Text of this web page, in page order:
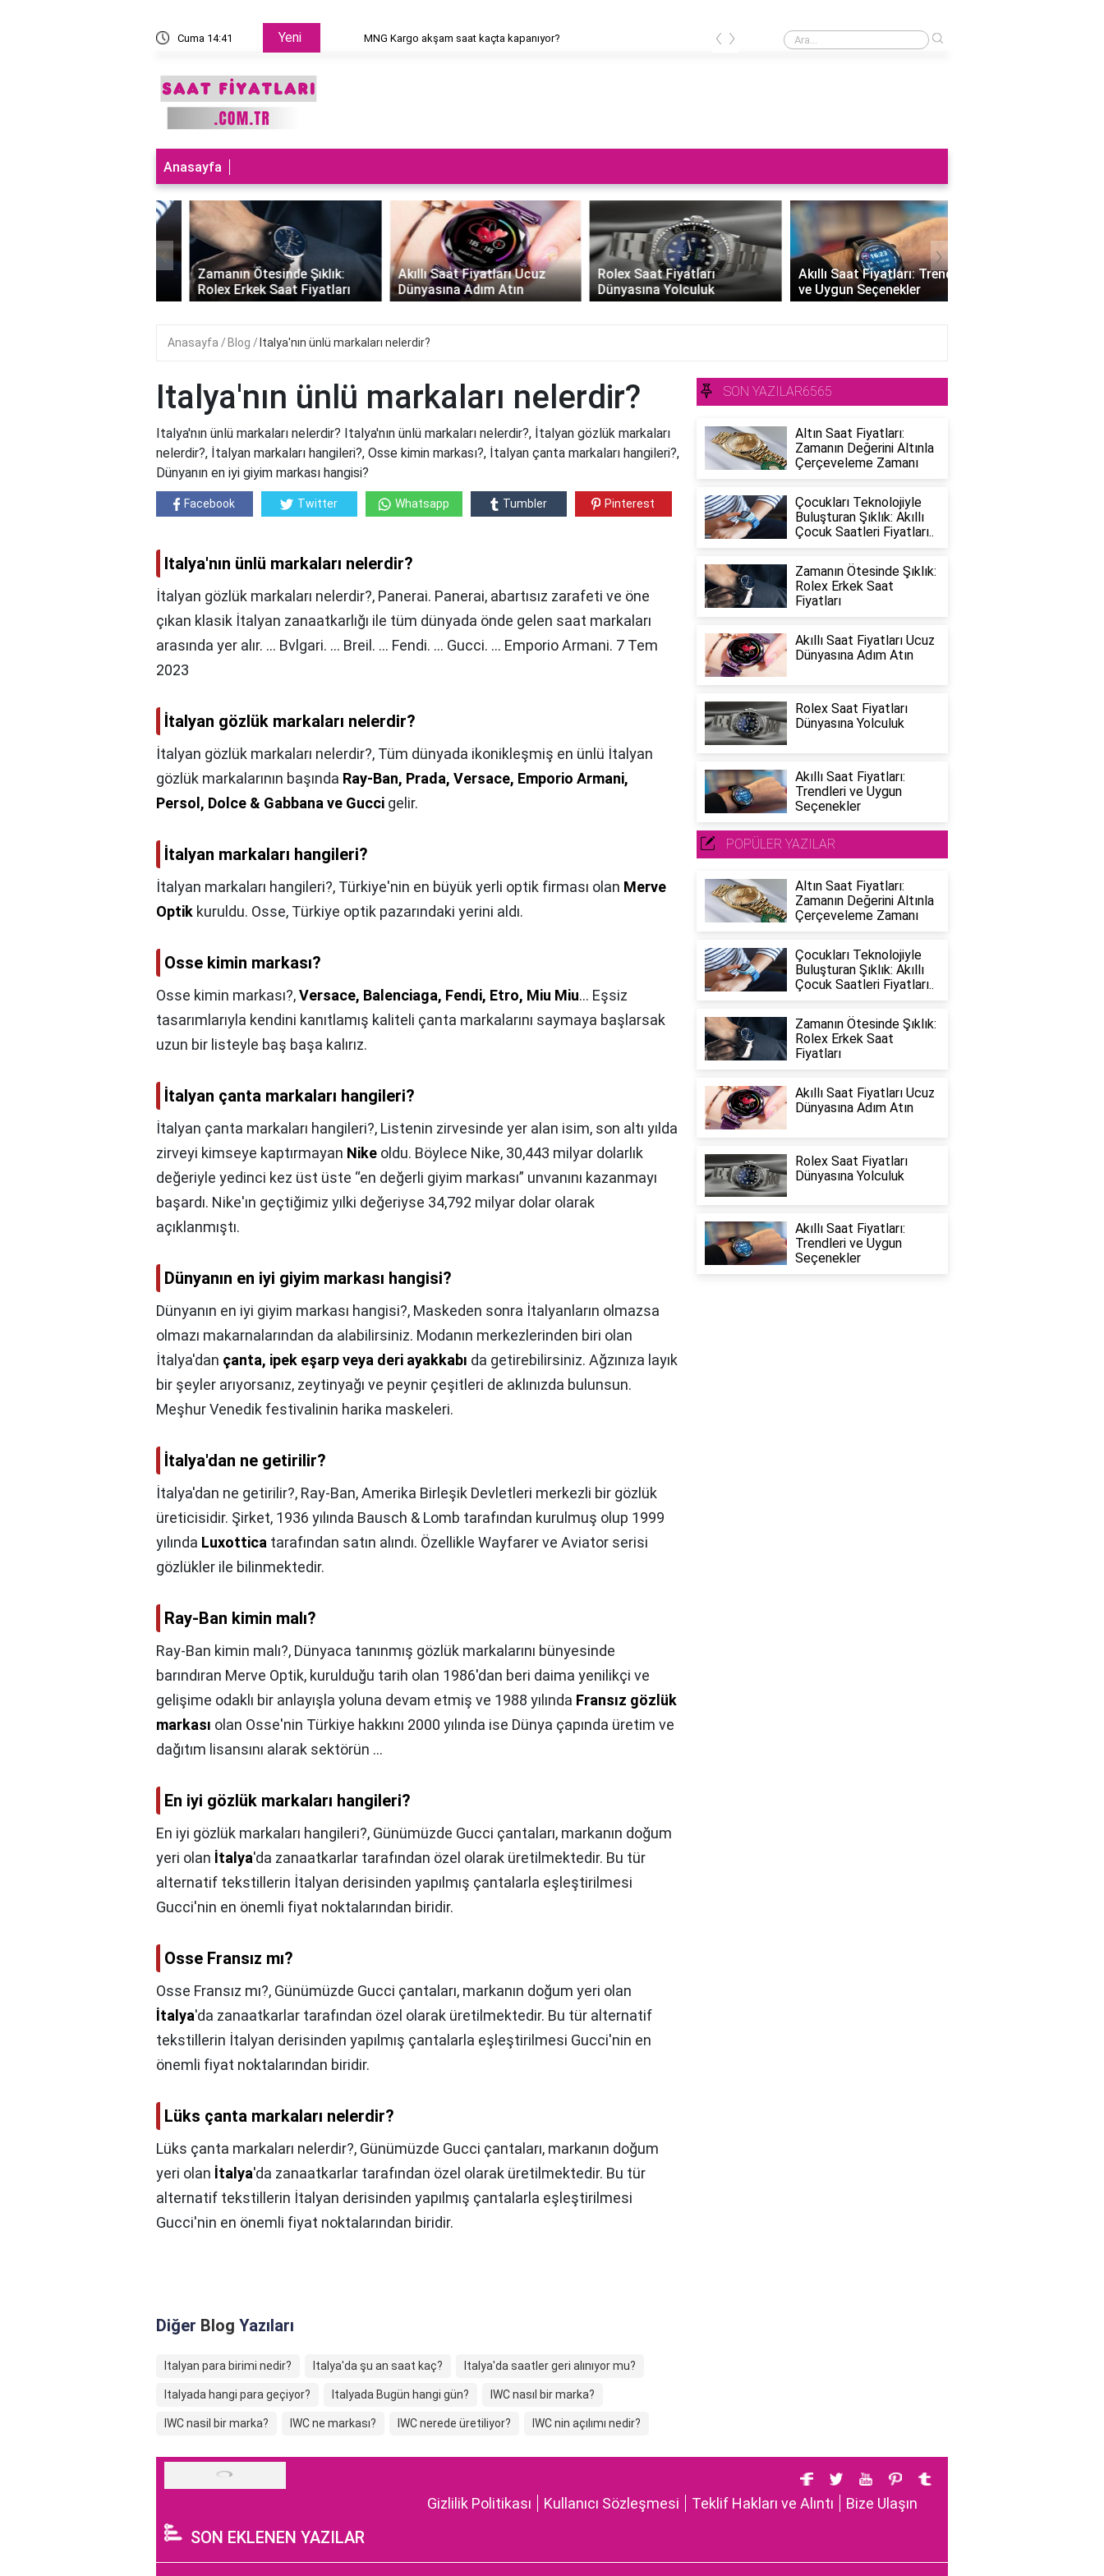
Cuma 14:41 Yeni MNG Kargo akşam saat kaçta kapanıyor? Saat neden sağa takılmaz?
‹ ›
Anasayfa
Zamanın Ötesinde Şıklık:
Rolex Erkek Saat Fiyatları
Akıllı Saat Fiyatları Ucuz
Dünyasına Adım Atın
Rolex Saat Fiyatları
Dünyasına Yolculuk
Akıllı Saat Fiyatları: Trendleri
ve Uygun Seçenekler
‹ ›
Anasayfa Blog Italya'nın ünlü markaları nelerdir?
Italya'nın ünlü markaları nelerdir?
Italya'nın ünlü markaları nelerdir? Italya'nın ünlü markaları nelerdir?, İtalyan gözlük markaları
nelerdir?, İtalyan markaları hangileri?, Osse kimin markası?, İtalyan çanta markaları hangileri?,
Dünyanın en iyi giyim markası hangisi?
Facebook Twitter Whatsapp Tumbler Pinterest
Italya'nın ünlü markaları nelerdir?
İtalyan gözlük markaları nelerdir?, Panerai. Panerai, abartısız zarafeti ve öne
çıkan klasik İtalyan zanaatkarlığı ile tüm dünyada önde gelen saat markaları
arasında yer alır. ... Bvlgari. ... Breil. ... Fendi. ... Gucci. ... Emporio Armani. 7 Tem
2023
İtalyan gözlük markaları nelerdir?
İtalyan gözlük markaları nelerdir?, Tüm dünyada ikonikleşmiş en ünlü İtalyan
gözlük markalarının başında Ray-Ban, Prada, Versace, Emporio Armani,
Persol, Dolce & Gabbana ve Gucci gelir.
İtalyan markaları hangileri?
İtalyan markaları hangileri?, Türkiye'nin en büyük yerli optik firması olan Merve
Optik kuruldu. Osse, Türkiye optik pazarındaki yerini aldı.
Osse kimin markası?
Osse kimin markası?,Versace, Balenciaga, Fendi, Etro, Miu Miu… Eşsiz
tasarımlarıyla kendini kanıtlamış kaliteli çanta markalarını saymaya başlarsak
uzun bir listeyle baş başa kalırız.
İtalyan çanta markaları hangileri?
İtalyan çanta markaları hangileri?, Listenin zirvesinde yer alan isim, son altı yılda
zirveyi kimseye kaptırmayan Nike oldu. Böylece Nike, 30,443 milyar dolarlık
değeriyle yedinci kez üst üste “en değerli giyim markası” unvanını kazanmayı
başardı. Nike'ın geçtiğimiz yılki değeriyse 34,792 milyar dolar olarak
açıklanmıştı.
Dünyanın en iyi giyim markası hangisi?
Dünyanın en iyi giyim markası hangisi?, Maskeden sonra İtalyanların olmazsa
olmazı makarnalarından da alabilirsiniz. Modanın merkezlerinden biri olan
İtalya'dan çanta, ipek eşarp veya deri ayakkabı da getirebilirsiniz. Ağzınıza layık
bir şeyler arıyorsanız, zeytinyağı ve peynir çeşitleri de aklınızda bulunsun.
Meşhur Venedik festivalinin harika maskeleri.
İtalya'dan ne getirilir?
İtalya'dan ne getirilir?, Ray-Ban, Amerika Birleşik Devletleri merkezli bir gözlük
üreticisidir. Şirket, 1936 yılında Bausch & Lomb tarafından kurulmuş olup 1999
yılında Luxottica tarafından satın alındı. Özellikle Wayfarer ve Aviator serisi
gözlükler ile bilinmektedir.
Ray-Ban kimin malı?
Ray-Ban kimin malı?, Dünyaca tanınmış gözlük markalarını bünyesinde
barındıran Merve Optik, kurulduğu tarih olan 1986'dan beri daima yenilikçi ve
gelişime odaklı bir anlayışla yoluna devam etmiş ve 1988 yılında Fransız gözlük
markası olan Osse'nin Türkiye hakkını 2000 yılında ise Dünya çapında üretim ve
dağıtım lisansını alarak sektörün ...
En iyi gözlük markaları hangileri?
En iyi gözlük markaları hangileri?, Günümüzde Gucci çantaları, markanın doğum
yeri olan İtalya'da zanaatkarlar tarafından özel olarak üretilmektedir. Bu tür
alternatif tekstillerin İtalyan derisinden yapılmış çantalarla eşleştirilmesi
Gucci'nin en önemli fiyat noktalarından biridir.
Osse Fransız mı?
Osse Fransız mı?, Günümüzde Gucci çantaları, markanın doğum yeri olan
İtalya'da zanaatkarlar tarafından özel olarak üretilmektedir. Bu tür alternatif
tekstillerin İtalyan derisinden yapılmış çantalarla eşleştirilmesi Gucci'nin en
önemli fiyat noktalarından biridir.
Lüks çanta markaları nelerdir?
Lüks çanta markaları nelerdir?, Günümüzde Gucci çantaları, markanın doğum
yeri olan İtalya'da zanaatkarlar tarafından özel olarak üretilmektedir. Bu tür
alternatif tekstillerin İtalyan derisinden yapılmış çantalarla eşleştirilmesi
Gucci'nin en önemli fiyat noktalarından biridir.
Diğer Blog Yazıları
Italyan para birimi nedir? Italya'da şu an saat kaç? Italya'da saatler geri alınıyor mu?
Italyada hangi para geçiyor? Italyada Bugün hangi gün? IWC nasıl bir marka?
IWC nasil bir marka? IWC ne markası? IWC nerede üretiliyor? IWC nin açılımı nedir?
SON YAZILAR6565
Altın Saat Fiyatları:
Zamanın Değerini Altınla
Çerçeveleme Zamanı
Çocukları Teknolojiyle
Buluşturan Şıklık: Akıllı
Çocuk Saatleri Fiyatları..
Zamanın Ötesinde Şıklık:
Rolex Erkek Saat
Fiyatları
Akıllı Saat Fiyatları Ucuz
Dünyasına Adım Atın
Rolex Saat Fiyatları
Dünyasına Yolculuk
Akıllı Saat Fiyatları:
Trendleri ve Uygun
Seçenekler
POPÜLER YAZILAR
Altın Saat Fiyatları:
Zamanın Değerini Altınla
Çerçeveleme Zamanı
Çocukları Teknolojiyle
Buluşturan Şıklık: Akıllı
Çocuk Saatleri Fiyatları..
Zamanın Ötesinde Şıklık:
Rolex Erkek Saat
Fiyatları
Akıllı Saat Fiyatları Ucuz
Dünyasına Adım Atın
Rolex Saat Fiyatları
Dünyasına Yolculuk
Akıllı Saat Fiyatları:
Trendleri ve Uygun
Seçenekler
Gizlilik Politikası Kullanıcı Sözleşmesi Teklif Hakları ve Alıntı Bize Ulaşın
SON EKLENEN YAZILAR